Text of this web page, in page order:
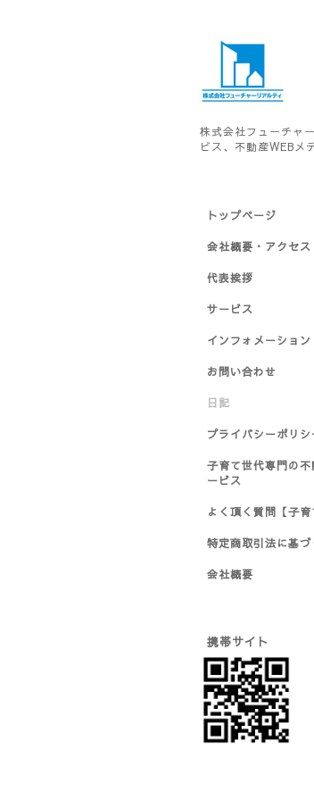
株式会社フューチャ
ビス、不動産WEBメ
トップページ
会社概要・アクセス
代表挨拶
サービス
インフォメーション
お問い合わせ
日記
プライバシーポリシ
子育て世代専門の
ービス
よく頂く質問【子育
特定商取引法に基
会社概要
携帯サイト